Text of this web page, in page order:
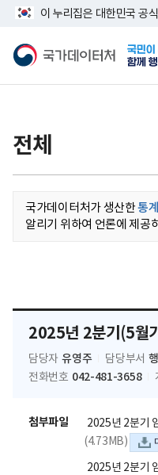
뛰
이 누리집은 대한민국 공
터
바
(새
기)
열
전체
국가데이터처가 생산한통
알리기 위하여 언론에 제공
2025년 2분기(5월
담당자 유영주 담당부서
전화번호 042-481-3658
첨부파일
2025년 2분기
(4.73MB)
2025년 2분기